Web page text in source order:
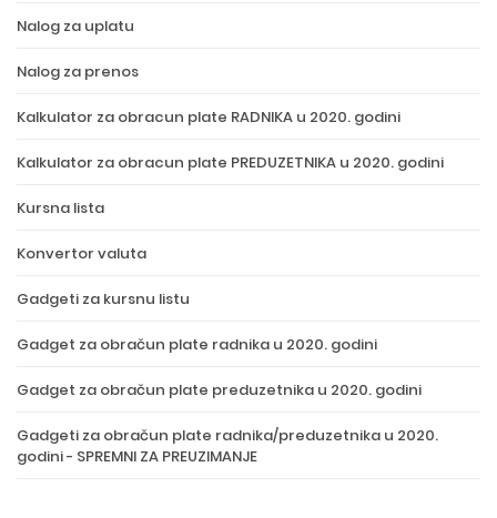
Nalog za uplatu
Nalog za prenos
Kalkulator za obracun plate RADNIKA u 2020. godini
Kalkulator za obracun plate PREDUZETNIKA u 2020. godini
Kursna lista
Konvertor valuta
Gadgeti za kursnu listu
Gadget za obračun plate radnika u 2020. godini
Gadget za obračun plate preduzetnika u 2020. godini
Gadgeti za obračun plate radnika/preduzetnika u 2020.
godini - SPREMNI ZA PREUZIMANJE